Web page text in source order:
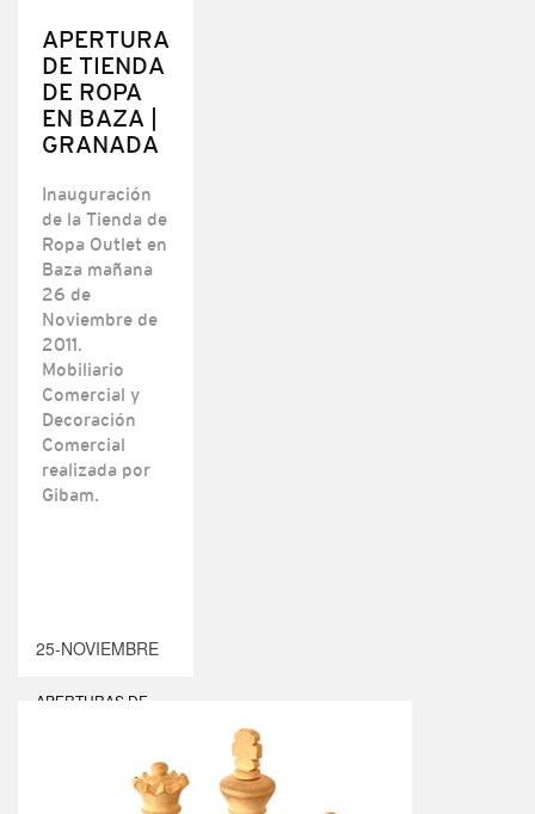
APERTURA
DE TIENDA
DE ROPA
EN BAZA |
GRANADA
Inauguración
de la Tienda de
Ropa Outlet en
Baza mañana
26 de
Noviembre de
2011.
Mobiliario
Comercial y
Decoración
Comercial
realizada por
Gibam.
25-NOVIEMBRE
APERTURAS DE